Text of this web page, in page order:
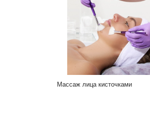
Массаж лица кисточками